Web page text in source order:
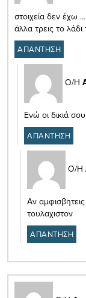
στοιχεία δεν έχω
άλλα τρεις το λάδι
ΑΠΑΝΤΗΣΗ
Ο/Η
Ενώ οι δικιά
ΑΠΑΝΤΗΣΗ
Ο/Η
Αν
τουλαχιστον
ΑΠΑΝΤΗΣΗ